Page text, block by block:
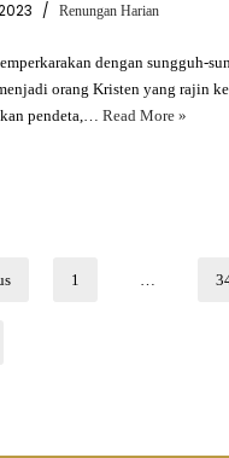
Renungan Harian
dengan sungguh-
orang Kristen yang rajin
pendeta,… Read More »
1 …